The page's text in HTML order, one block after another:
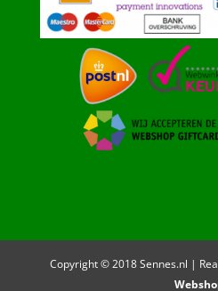
Copyright © 2018 Sennes.nl |